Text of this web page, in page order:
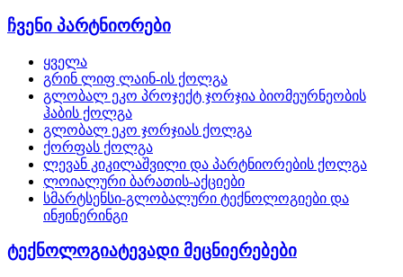
ჩვენი პარტნიორები
ყველა
გრინ ლიფ ლაინ-ის ქოლგა
გლობალ ეკო პროჯექტ ჯორჯია ბიომეურნეობის
ჰაბის ქოლგა
გლობალ ეკო ჯორჯიას ქოლგა
ქორფას ქოლგა
ლევან კიკილაშვილი და პარტნიორების ქოლგა
ლოიალური ბარათის-აქციები
სმარტსენსი-გლობალური ტექნოლოგიები და
ინჟინერინგი
ტექნოლოგიატევადი მეცნიერებები